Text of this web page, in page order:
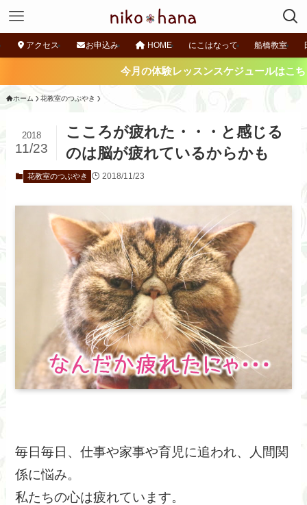
アクセス お申込み HOME にこはなって 船橋教室
今月の体験レッスンスケジュールはこちらから !
ホーム 花教室のつぶやき
こころが疲れた・・・と感じる
のは脳が疲れているからかも
2018
11/23
花教室のつぶやき 2018/11/23
毎日毎日、仕事や家事や育児に追われ、人間関
係に悩み。
私たちの心は疲れています。